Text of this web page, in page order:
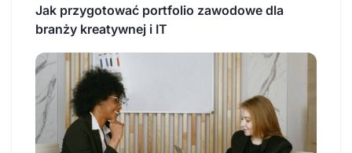
Jak przygotować portfolio zawodowe dla
branży kreatywnej i IT